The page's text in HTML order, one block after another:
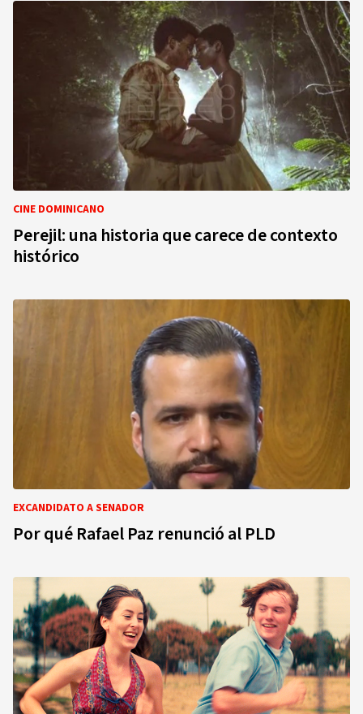
CINE DOMINICANO
Perejil: una historia que carece de contexto
histórico
EXCANDIDATO A SENADOR
Por qué Rafael Paz renunció al PLD